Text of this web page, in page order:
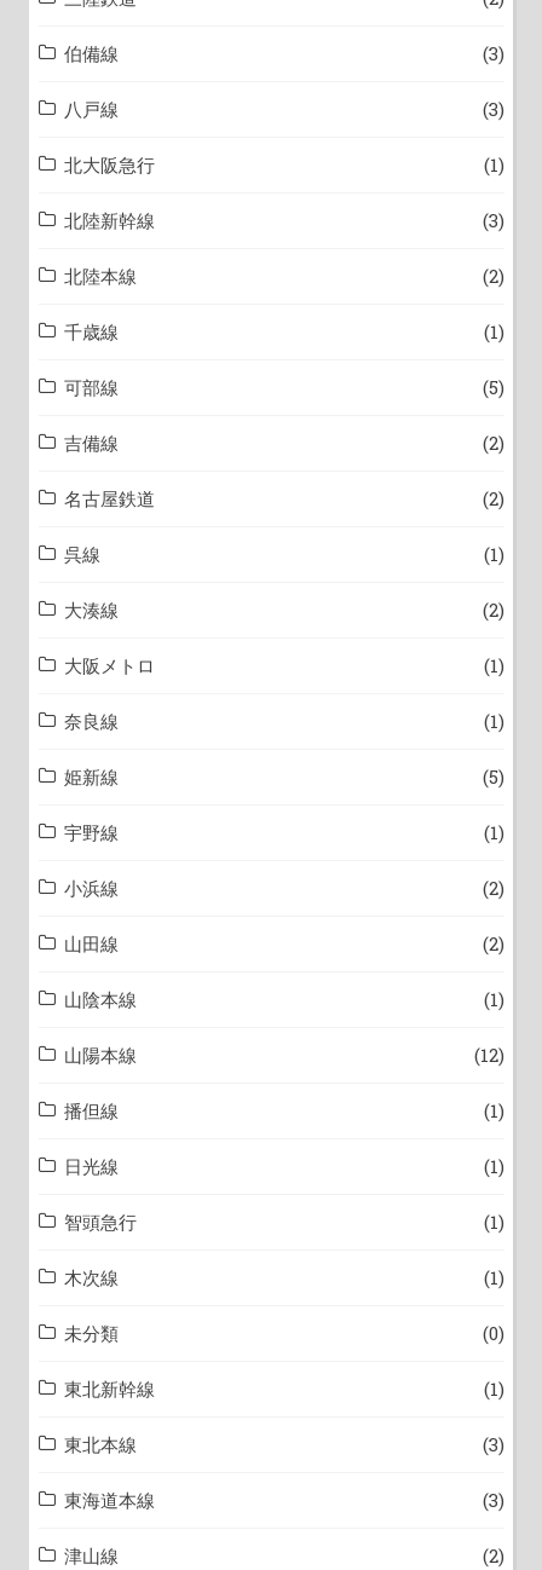
伯備線 (3)
八戸線 (3)
北大阪急行 (1)
北陸新幹線 (3)
北陸本線 (2)
千歳線 (1)
可部線 (5)
吉備線 (2)
名古屋鉄道 (2)
呉線 (1)
大湊線 (2)
大阪メトロ (1)
奈良線 (1)
姫新線 (5)
宇野線 (1)
小浜線 (2)
山田線 (2)
山陰本線 (1)
山陽本線 (12)
播但線 (1)
日光線 (1)
智頭急行 (1)
木次線 (1)
未分類 (0)
東北新幹線 (1)
東北本線 (3)
東海道本線 (3)
津山線 (2)